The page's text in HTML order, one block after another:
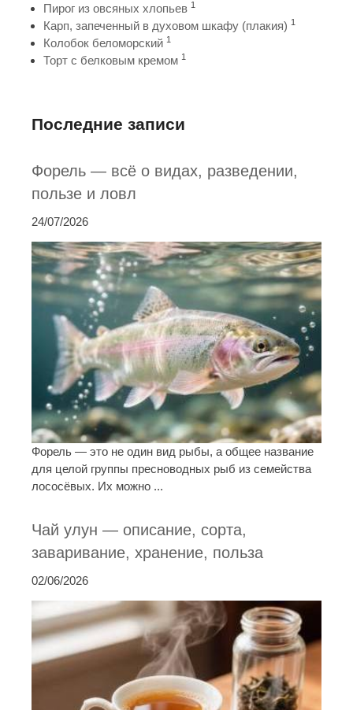
Пирог из овсяных хлопьев 1
Карп, запеченный в духовом шкафу (плакия) 1
Колобок беломорский 1
Торт с белковым кремом 1
Последние записи
Форель — всё о видах, разведении,
пользе и ловл
24/07/2026
Форель — это не один вид рыбы, а общее название
для целой группы пресноводных рыб из семейства
лососёвых. Их можно ...
Чай улун — описание, сорта,
заваривание, хранение, польза
02/06/2026